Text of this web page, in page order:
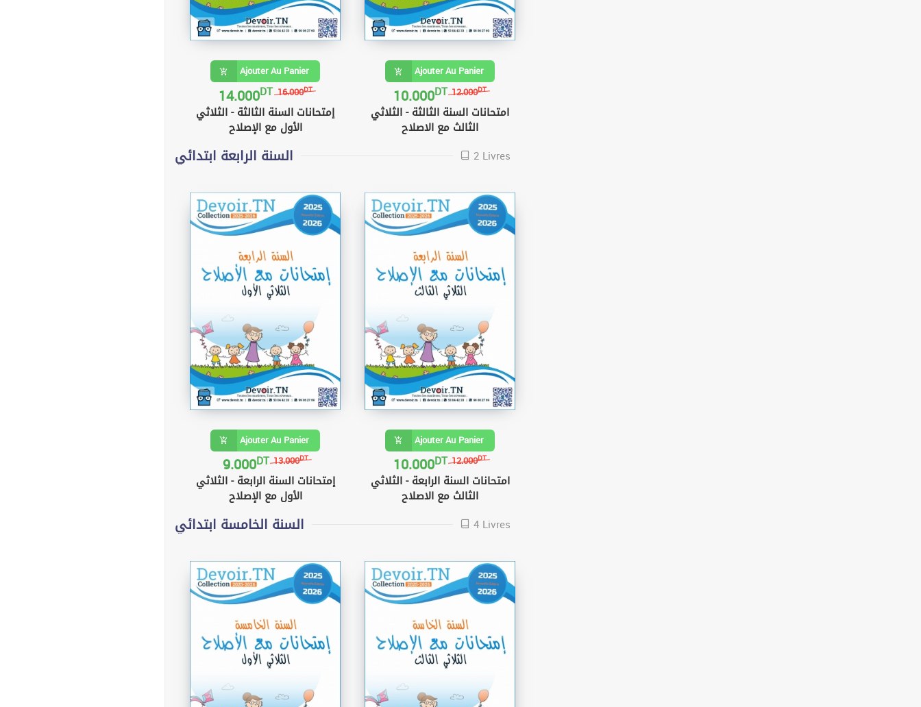
Ajouter Au Panier
16.000DT
14.000DT
إمتحانات السنة الثالثة - الثلاثي
الأول مع الإصلاح
Ajouter Au Panier
12.000DT
10.000DT
امتحانات السنة الثالثة - الثلاثي
الثالث مع الاصلاح
السنة الرابعة ابتدائي 2 Livres
Ajouter Au Panier
13.000DT
9.000DT
إمتحانات السنة الرابعة - الثلاثي
الأول مع الإصلاح
Ajouter Au Panier
12.000DT
10.000DT
امتحانات السنة الرابعة - الثلاثي
الثالث مع الاصلاح
السنة الخامسة ابتدائي 4 Livres